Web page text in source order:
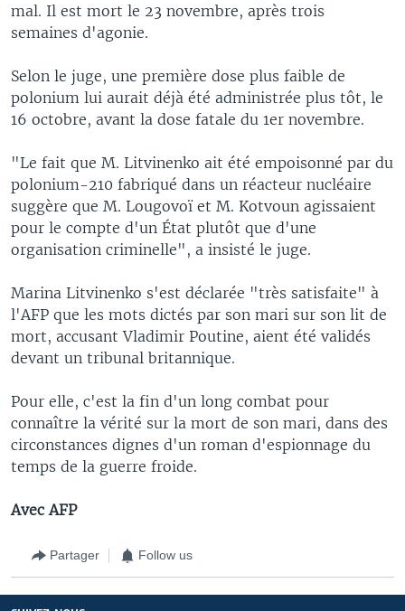
mal. Il est mort le 23 novembre, après trois
semaines d'agonie.
Selon le juge, une première dose plus faible de
polonium lui aurait déjà été administrée plus tôt, le
16 octobre, avant la dose fatale du 1er novembre.
"Le fait que M. Litvinenko ait été empoisonné par du
polonium-210 fabriqué dans un réacteur nucléaire
suggère que M. Lougovoï et M. Kotvoun agissaient
pour le compte d'un État plutôt que d'une
organisation criminelle", a insisté le juge.
Marina Litvinenko s'est déclarée "très satisfaite" à
l'AFP que les mots dictés par son mari sur son lit de
mort, accusant Vladimir Poutine, aient été validés
devant un tribunal britannique.
Pour elle, c'est la fin d'un long combat pour
connaître la vérité sur la mort de son mari, dans des
circonstances dignes d'un roman d'espionnage du
temps de la guerre froide.
Avec AFP
Partager Follow us